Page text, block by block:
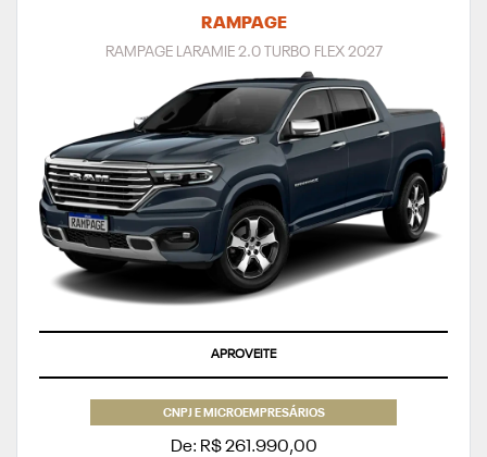
RAMPAGE
RAMPAGE LARAMIE 2.0 TURBO FLEX 2027
SUPERVALORIZAÇÃO DO SEU SEMINOVO OU TAXA ZERO
CNPJ E MICROEMPRESÁRIOS
De: R$ 261.990,00